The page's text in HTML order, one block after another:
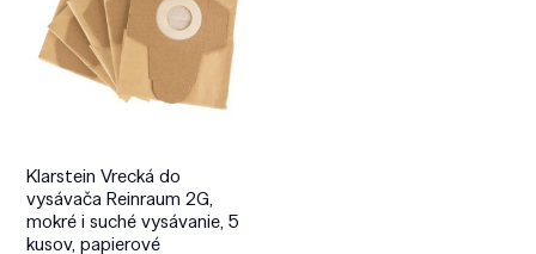
Klarstein Vrecká do
vysávača Reinraum 2G,
mokré i suché vysávanie, 5
kusov, papierové